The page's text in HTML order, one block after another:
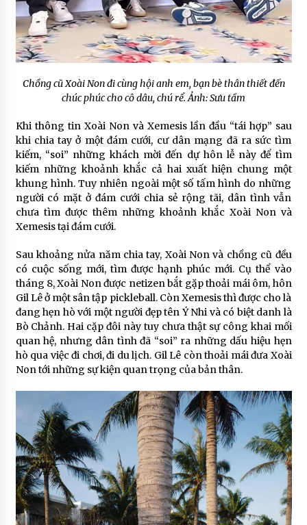
Chồng cũ Xoài Non đi cùng hội anh em, bạn bè thân thiết đến
chúc phúc cho cô dâu, chú rể. Ảnh: Sưu tầm
Khi thông tin Xoài Non và Xemesis lần đầu “tái hợp” sau
khi chia tay ở một đám cưới, cư dân mạng đã ra sức tìm
kiếm, “soi” những khách mời đến dự hôn lễ này để tìm
kiếm những khoảnh khắc cả hai xuất hiện chung một
khung hình. Tuy nhiên ngoài một số tấm hình do những
người có mặt ở đám cưới chia sẻ rộng tãi, dân tình vẫn
chưa tìm được thêm những khoảnh khắc Xoài Non và
Xemesis tại đám cưới.
Sau khoảng nửa năm chia tay, Xoài Non và chồng cũ đều
có cuộc sống mới, tìm được hạnh phúc mới. Cụ thể vào
tháng 8, Xoài Non được netizen bắt gặp thoải mái ôm, hôn
Gil Lê ở một sân tập pickleball. Còn Xemesis thì được cho là
đang hẹn hò với một người đẹp tên Ý Nhi và có biệt danh là
Bò Chảnh. Hai cặp đôi này tuy chưa thật sự công khai mối
quan hệ, nhưng dân tình đã “soi” ra những dấu hiệu hẹn
hò qua việc đi chơi, đi du lịch. Gil Lê còn thoải mái đưa Xoài
Non tới những sự kiện quan trọng của bản thân.